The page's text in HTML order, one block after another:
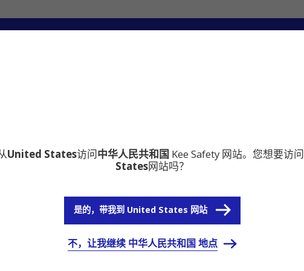
United States访问中华人民共和国 Kee Safety 网站。您想要访问
States网站吗？
是的，带我到 United States 网站
不，让我继续 中华人民共和国 地点